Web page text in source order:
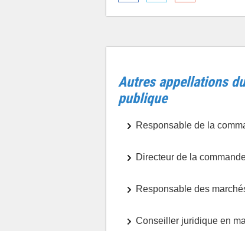
Autres appellations
publique
Responsable de la
Directeur de la
Responsable des
Conseiller juridique en